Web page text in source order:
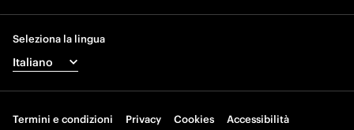
Seleziona la lingua
Termini e condizioni Privacy Cookies Accessibilità